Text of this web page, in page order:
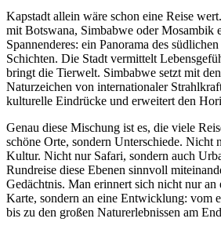
Kapstadt allein wäre schon eine Reise
mit Botswana, Simbabwe oder Mosambik
Spannenderes: ein Panorama des
Schichten. Die Stadt vermittelt
bringt die Tierwelt. Simbabwe setzt mit
Naturzeichen von internationaler
kulturelle Eindrücke und erweitert den
Genau diese Mischung ist es, die viele
schöne Orte, sondern Unterschiede. Nicht
Kultur. Nicht nur Safari, sondern auch
Rundreise diese Ebenen sinnvoll
Gedächtnis. Man erinnert sich nicht nur an
Karte, sondern an eine Entwicklung: vom
bis zu den großen Naturerlebnissen am